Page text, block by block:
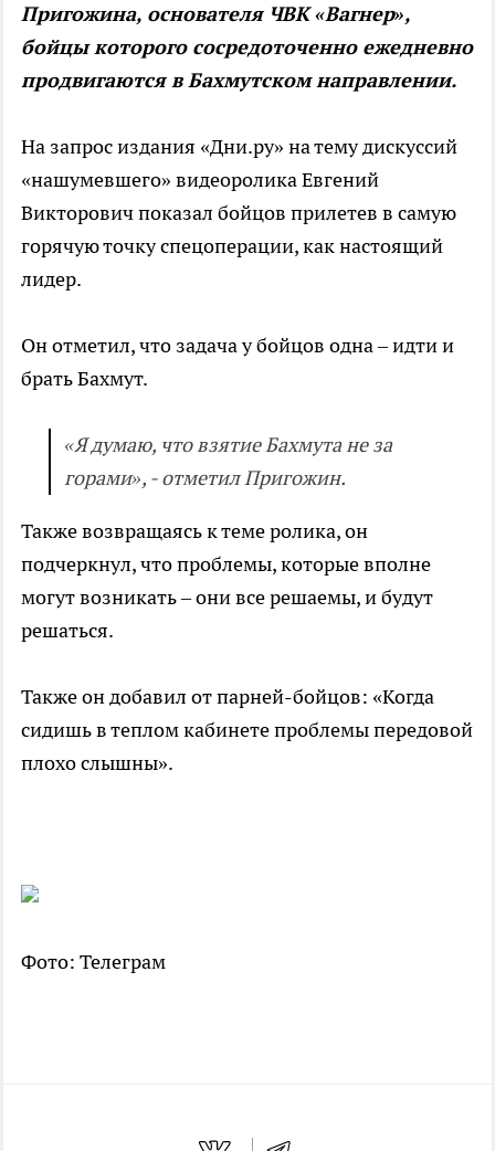
Пригожина, основателя ЧВК «Вагнер»,
бойцы которого сосредоточенно ежедневно
продвигаются в Бахмутском направлении.
На запрос издания «Дни.ру» на тему дискуссий
«нашумевшего» видеоролика Евгений
Викторович показал бойцов прилетев в самую
горячую точку спецоперации, как настоящий
лидер.
Он отметил, что задача у бойцов одна – идти и
брать Бахмут.
«Я думаю, что взятие Бахмута не за
горами», - отметил Пригожин.
Также возвращаясь к теме ролика, он
подчеркнул, что проблемы, которые вполне
могут возникать – они все решаемы, и будут
решаться.
Также он добавил от парней-бойцов: «Когда
сидишь в теплом кабинете проблемы передовой
плохо слышны».
Фото: Телеграм